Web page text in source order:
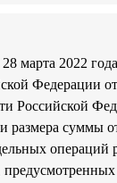
2022
Федерации
Российской
суммы
операций